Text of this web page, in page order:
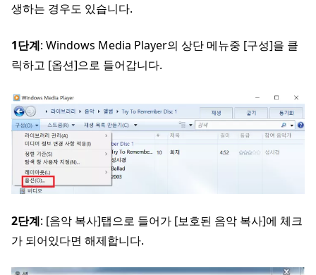
생하는 경우도 있습니다.
1단계: Windows Media Player의 상단 메뉴중 [구성]을 클
릭하고 [옵션]으로 들어갑니다.
2단계: [음악 복사]탭으로 들어가 [보호된 음악 복사]에 체크
가 되어있다면 해제합니다.